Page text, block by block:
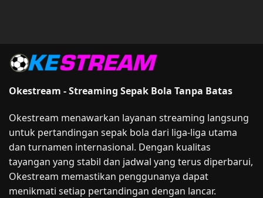
Okestream - Streaming Sepak Bola Tanpa Batas
Okestream menawarkan layanan streaming langsung
untuk pertandingan sepak bola dari liga-liga utama
dan turnamen internasional. Dengan kualitas
tayangan yang stabil dan jadwal yang terus diperbarui,
Okestream memastikan penggunanya dapat
menikmati setiap pertandingan dengan lancar.